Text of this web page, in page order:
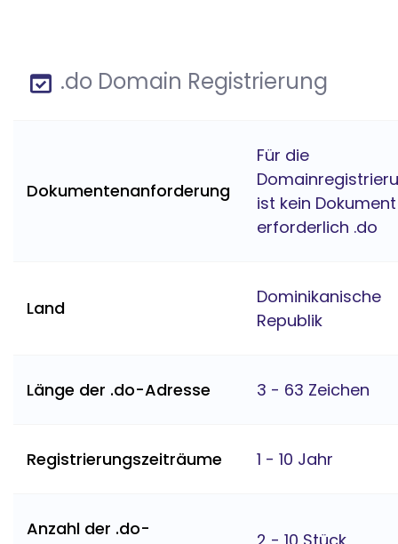
.do Domain Registrierung
Dokumentenanforderung
Für die
ist kein Dokument
erforderlich .do
Land
Dominikanische
Republik
Länge der .do-Adresse 3 - 63 Zeichen
Registrierungszeiträume 1 - 10 Jahr
Anzahl der .do-